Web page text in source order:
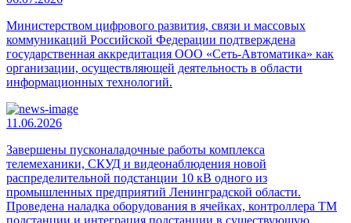
Министерством цифрового развития, связи и массовых
коммуникаций Российской Федерации подтверждена
государственная аккредитация ООО «Сеть-Автоматика» как
организации, осуществляющей деятельность в области
информационных технологий.
11.06.2026
Завершены пусконаладочные работы комплекса
телемеханики, СКУД и видеонаблюдения новой
распределительной подстанции 10 кВ одного из
промышленных предприятий Ленинградской области.
Проведена наладка оборудования в ячейках, контроллера ТМ
подстанции и интеграция подстанции в существующую